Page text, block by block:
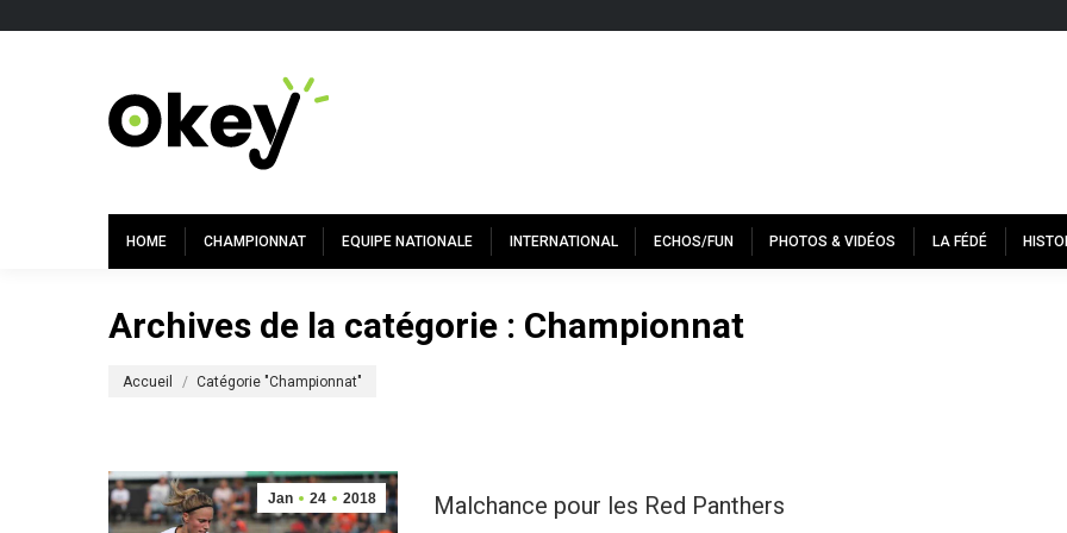
HOME CHAMPIONNAT EQUIPE NATIONALE INTERNATIONAL ECHOS/FUN PHOTOS & VIDÉOS LA FÉDÉ
Archives de la catégorie : Championnat
Accueil Catégorie "Championnat"
Jan 24 2018 Malchance pour les Red Panthers